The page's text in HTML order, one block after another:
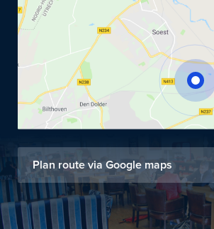
Plan route via Google maps